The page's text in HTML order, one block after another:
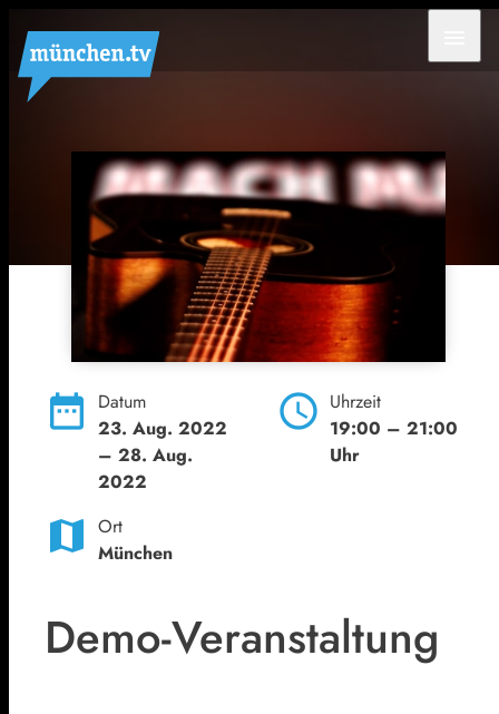
date_range
Datum
23. Aug. 2022
– 28. Aug.
2022
schedule Uhrzeit
19:00 – 21:00
Uhr
map Ort
München
Demo-Veranstaltung